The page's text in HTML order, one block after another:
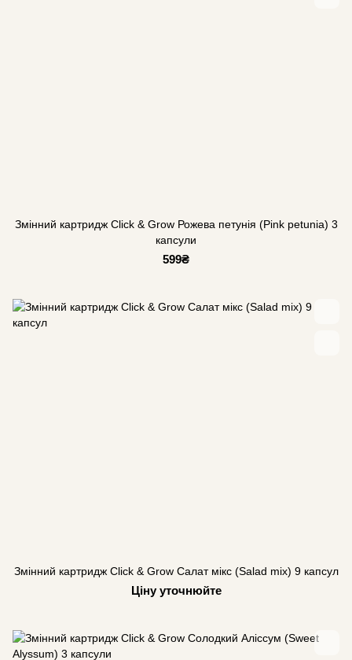
Змінний картридж Click & Grow Рожева петунія (Pink petunia) 3
капсули
599₴
Змінний картридж Click & Grow Салат мікс (Salad mix) 9 капсул
Ціну уточнюйте